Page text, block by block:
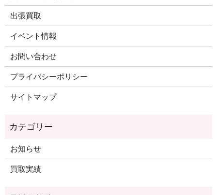
出張買取
イベント情報
お問い合わせ
プライバシーポリシー
サイトマップ
お知らせ
買取実績